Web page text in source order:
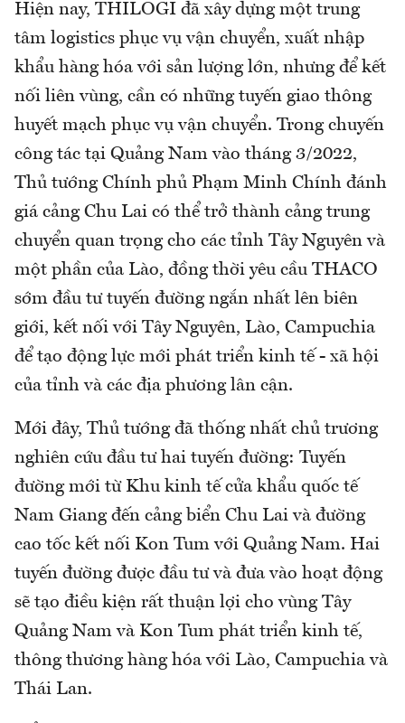
Hiện nay, THILOGI đã xây dựng một trung
tâm logistics phục vụ vận chuyển, xuất nhập
khẩu hàng hóa với sản lượng lớn, nhưng để kết
nối liên vùng, cần có những tuyến giao thông
huyết mạch phục vụ vận chuyển. Trong chuyến
công tác tại Quảng Nam vào tháng 3/2022,
Thủ tướng Chính phủ Phạm Minh Chính đánh
giá cảng Chu Lai có thể trở thành cảng trung
chuyển quan trọng cho các tỉnh Tây Nguyên và
một phần của Lào, đồng thời yêu cầu THACO
sớm đầu tư tuyến đường ngắn nhất lên biên
giới, kết nối với Tây Nguyên, Lào, Campuchia
để tạo động lực mới phát triển kinh tế - xã hội
của tỉnh và các địa phương lân cận.
Mới đây, Thủ tướng đã thống nhất chủ trương
nghiên cứu đầu tư hai tuyến đường: Tuyến
đường mới từ Khu kinh tế cửa khẩu quốc tế
Nam Giang đến cảng biển Chu Lai và đường
cao tốc kết nối Kon Tum với Quảng Nam. Hai
tuyến đường được đầu tư và đưa vào hoạt động
sẽ tạo điều kiện rất thuận lợi cho vùng Tây
Quảng Nam và Kon Tum phát triển kinh tế,
thông thương hàng hóa với Lào, Campuchia và
Thái Lan.